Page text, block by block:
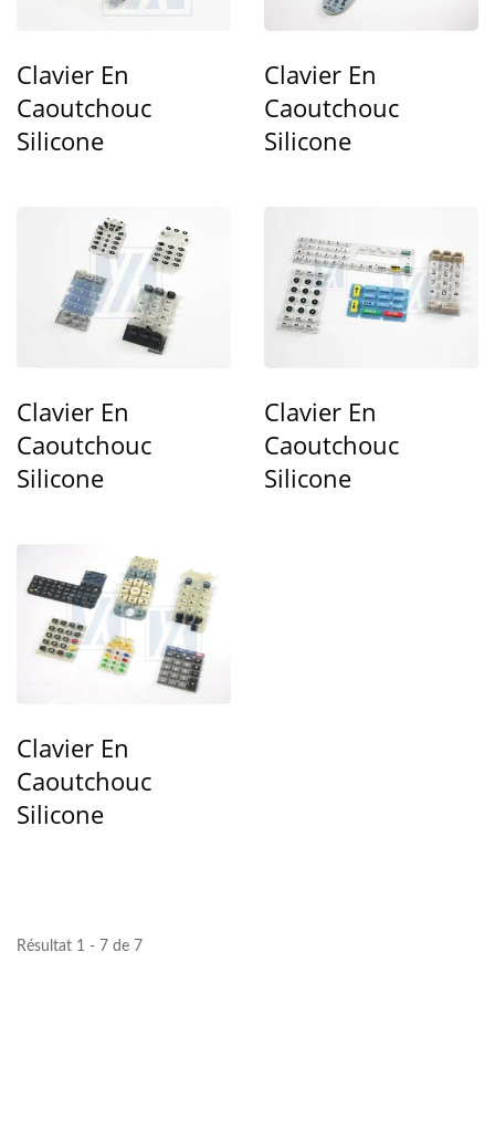
Clavier En
Caoutchouc
Silicone
Clavier En
Caoutchouc
Silicone
Clavier En
Caoutchouc
Silicone
Clavier En
Caoutchouc
Silicone
Clavier En
Caoutchouc
Silicone
Résultat 1 - 7 de 7